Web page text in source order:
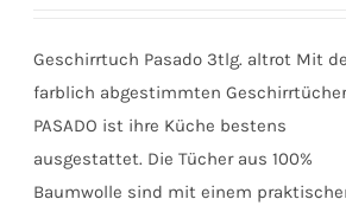
Geschirrtuch Pasado 3tlg. altrot Mit
farblich abgestimmten
PASADO ist ihre Küche bestens
ausgestattet. Die Tücher aus 100%
Baumwolle sind mit einem